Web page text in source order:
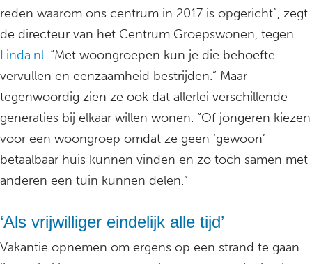
reden waarom ons centrum in 2017 is opgericht”, zegt
de directeur van het Centrum Groepswonen, tegen
Linda.nl. “Met woongroepen kun je die behoefte
vervullen en eenzaamheid bestrijden.” Maar
tegenwoordig zien ze ook dat allerlei verschillende
generaties bij elkaar willen wonen. “Of jongeren kiezen
voor een woongroep omdat ze geen ‘gewoon’
betaalbaar huis kunnen vinden en zo toch samen met
anderen een tuin kunnen delen.”
‘Als vrijwilliger eindelijk alle tijd’
Vakantie opnemen om ergens op een strand te gaan